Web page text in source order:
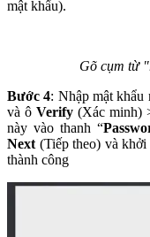
mật khẩu).
Gõ cụm từ
Bước 4: Nhập mật khẩu
và ô Verify(Xác minh)
này vào thanh “
Next (Tiếp theo) và
thành công